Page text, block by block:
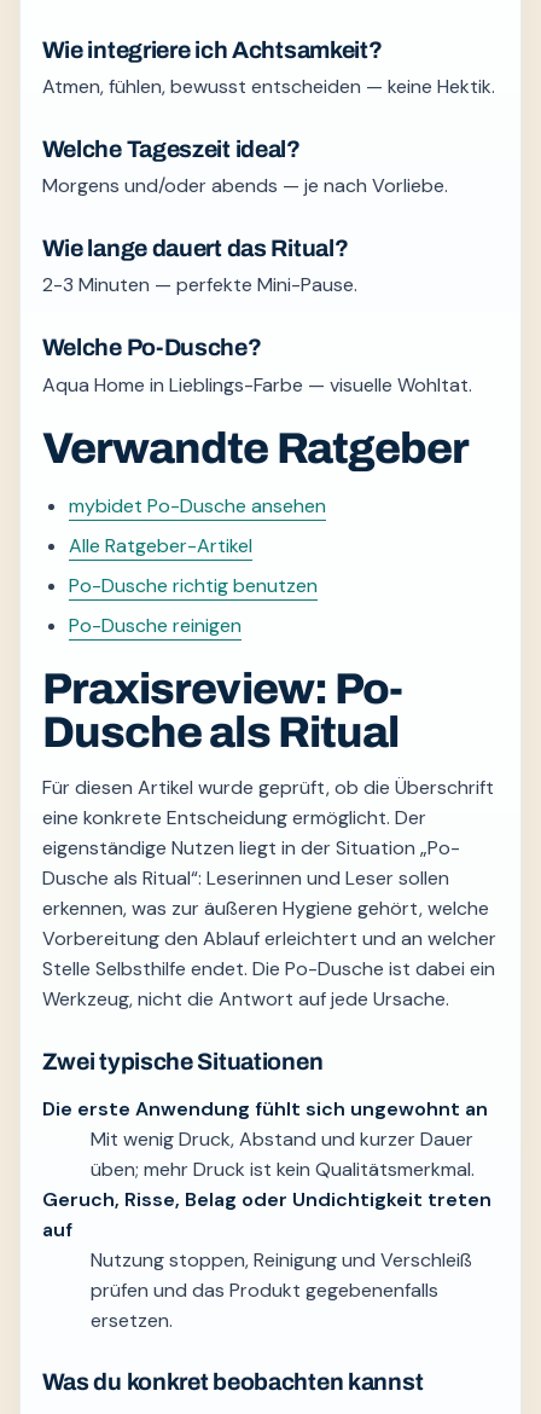
Wie integriere ich Achtsamkeit?
Atmen, fühlen, bewusst entscheiden — keine Hektik.
Welche Tageszeit ideal?
Morgens und/oder abends — je nach Vorliebe.
Wie lange dauert das Ritual?
2-3 Minuten — perfekte Mini-Pause.
Welche Po-Dusche?
Aqua Home in Lieblings-Farbe — visuelle Wohltat.
Verwandte Ratgeber
mybidet Po-Dusche ansehen
Alle Ratgeber-Artikel
Po-Dusche richtig benutzen
Po-Dusche reinigen
Praxisreview: Po-
Dusche als Ritual
Für diesen Artikel wurde geprüft, ob die Überschrift
eine konkrete Entscheidung ermöglicht. Der
eigenständige Nutzen liegt in der Situation „Po-
Dusche als Ritual“: Leserinnen und Leser sollen
erkennen, was zur äußeren Hygiene gehört, welche
Vorbereitung den Ablauf erleichtert und an welcher
Stelle Selbsthilfe endet. Die Po-Dusche ist dabei ein
Werkzeug, nicht die Antwort auf jede Ursache.
Zwei typische Situationen
Die erste Anwendung fühlt sich ungewohnt an
Mit wenig Druck, Abstand und kurzer Dauer
üben; mehr Druck ist kein Qualitätsmerkmal.
Geruch, Risse, Belag oder Undichtigkeit treten
auf
Nutzung stoppen, Reinigung und Verschleiß
prüfen und das Produkt gegebenenfalls
ersetzen.
Was du konkret beobachten kannst